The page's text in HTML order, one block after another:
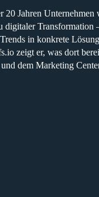
20 Jahren
digitaler
in konkrete
zeigt er, was dort
dem Marketing